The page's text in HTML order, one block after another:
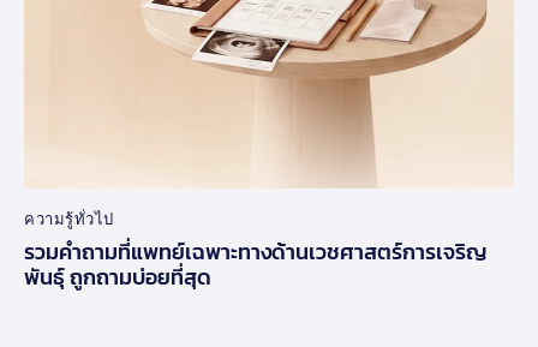
ความรู้ทั่วไป
รวมคำถามที่แพทย์เฉพาะทางด้านเวชศาสตร์การเจริญ
พันธุ์ ถูกถามบ่อยที่สุด